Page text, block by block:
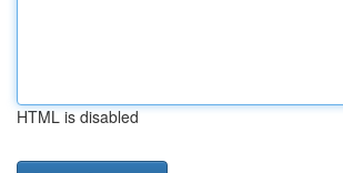
HTML is disabled